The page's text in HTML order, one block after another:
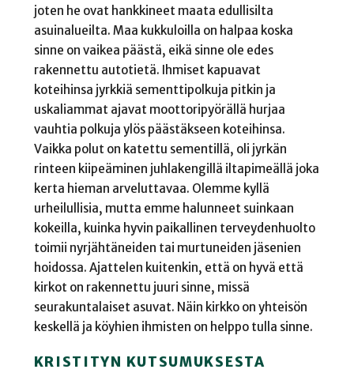
joten he ovat hankkineet maata edullisilta
asuinalueilta. Maa kukkuloilla on halpaa koska
sinne on vaikea päästä, eikä sinne ole edes
rakennettu autotietä. Ihmiset kapuavat
koteihinsa jyrkkiä sementtipolkuja pitkin ja
uskaliammat ajavat moottoripyörällä hurjaa
vauhtia polkuja ylös päästäkseen koteihinsa.
Vaikka polut on katettu sementillä, oli jyrkän
rinteen kiipeäminen juhlakengillä iltapimeällä joka
kerta hieman arveluttavaa. Olemme kyllä
urheilullisia, mutta emme halunneet suinkaan
kokeilla, kuinka hyvin paikallinen terveydenhuolto
toimii nyrjähtäneiden tai murtuneiden jäsenien
hoidossa. Ajattelen kuitenkin, että on hyvä että
kirkot on rakennettu juuri sinne, missä
seurakuntalaiset asuvat. Näin kirkko on yhteisön
keskellä ja köyhien ihmisten on helppo tulla sinne.
KRISTITYN KUTSUMUKSESTA